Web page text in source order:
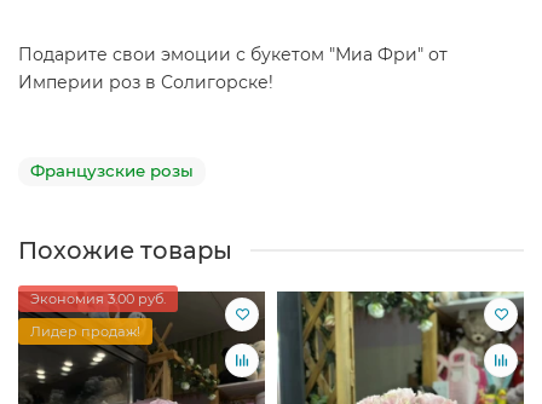
Подарите свои эмоции с букетом "Миа Фри" от
Империи роз в Солигорске!
Французские розы
Похожие товары
Экономия 3.00 руб.
Лидер продаж!